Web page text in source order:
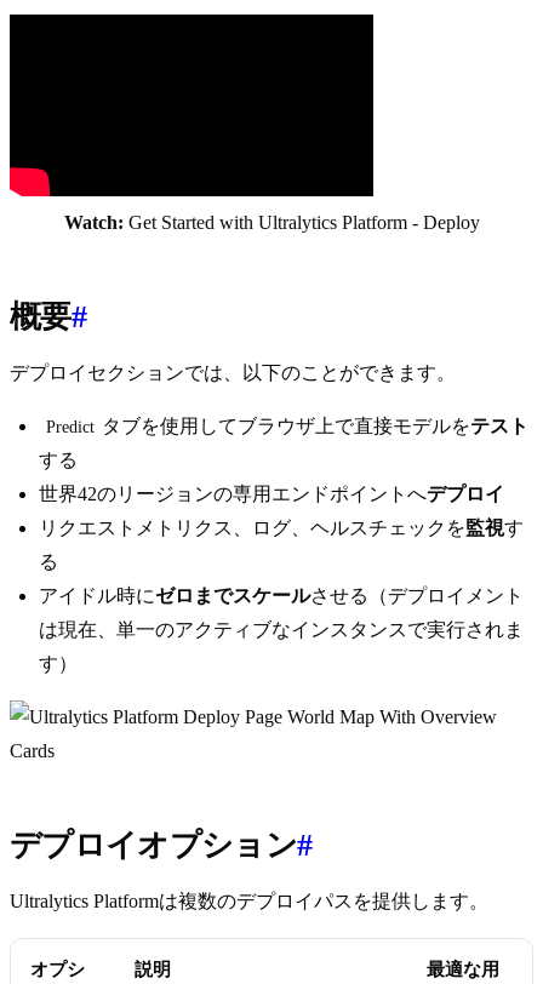
Watch: Get Started with Ultralytics Platform - Deploy
概要#
デプロイセクションでは、以下のことができます。
Predict タブを使用してブラウザ上で直接モデルをテスト
する
世界42のリージョンの専用エンドポイントへデプロイ
リクエストメトリクス、ログ、ヘルスチェックを監視す
る
アイドル時にゼロまでスケールさせる（デプロイメント
は現在、単一のアクティブなインスタンスで実行されま
す）
デプロイオプション#
Ultralytics Platformは複数のデプロイパスを提供します。
オプシ
説明
最適な用